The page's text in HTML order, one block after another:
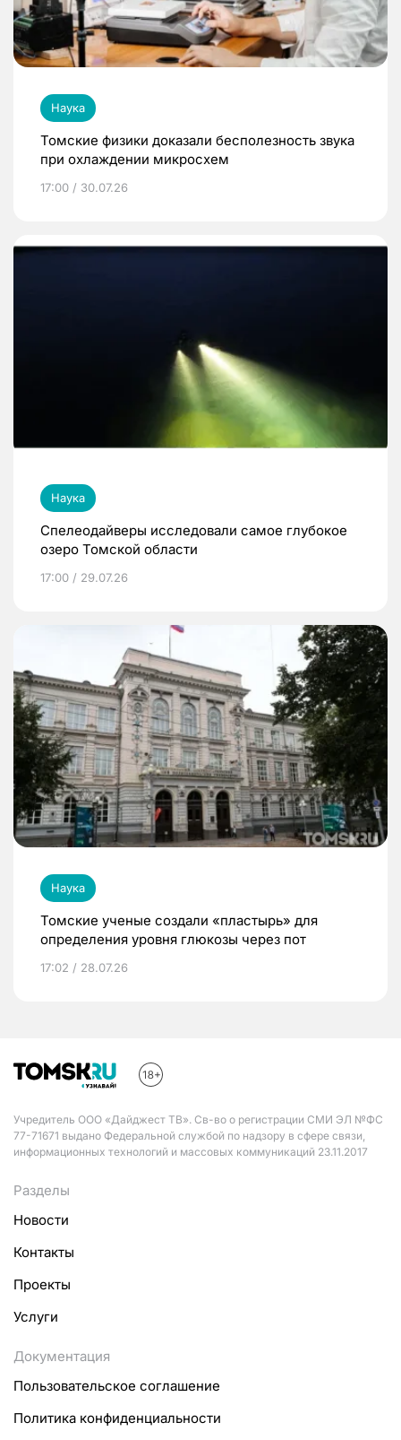
Наука
Томские физики доказали бесполезность звука
при охлаждении микросхем
17:00 / 30.07.26
Наука
Спелеодайверы исследовали самое глубокое
озеро Томской области
17:00 / 29.07.26
Наука
Томские ученые создали «пластырь» для
определения уровня глюкозы через пот
17:02 / 28.07.26
Учредитель ООО «Дайджест ТВ». Св-во о регистрации СМИ ЭЛ №ФС
77-71671 выдано Федеральной службой по надзору в сфере связи,
информационных технологий и массовых коммуникаций 23.11.2017
Разделы
Новости
Контакты
Проекты
Услуги
Документация
Пользовательское соглашение
Политика конфиденциальности